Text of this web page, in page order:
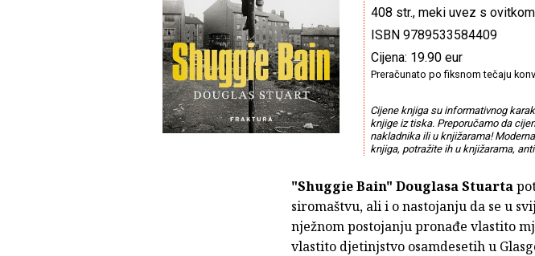
408 str., meki uvez s ovitkom
ISBN 9789533584409
Cijena: 19.90 eur
Preračunato po fiksnom tečaju
Cijene knjiga su informativnog
knjige iz tiska. Preporučamo da
nakladnika ili u knjižarama!
knjiga, potražite ih u knjižarama,
"Shuggie Bain" Douglasa Stuarta
siromaštvu, ali i o nastojanju da se u
nježnom postojanju pronađe vlastito
vlastito djetinjstvo osamdesetih u